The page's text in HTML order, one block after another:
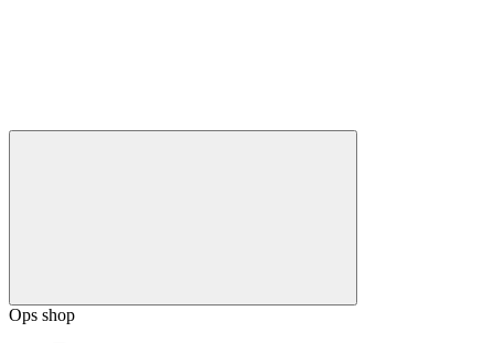
Ops shop